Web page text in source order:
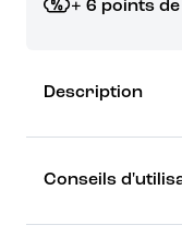
+ 6 points
rêver !
Découvrez les
Description
Conseils